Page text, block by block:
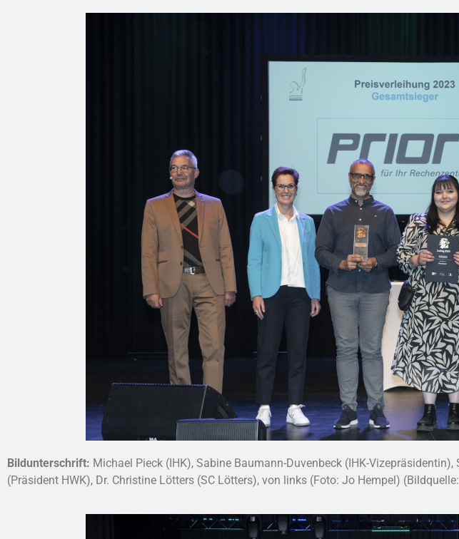
Bildunterschrift: Michael Pieck (IHK), Sabine Baumann-Duvenbeck (IHK-
(Präsident HWK), Dr. Christine Lötters (SC Lötters), von links (Foto: Jo Hempel)